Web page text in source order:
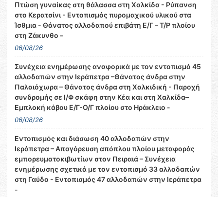
Πτώση γυναίκας στη θάλασσα στη Χαλκίδα - Ρύπανση
στο Κερατσίνι - Εντοπισμός πυρομαχικού υλικού στα
Ίσθμια - Θάνατος αλλοδαπού επιβάτη Ε/Γ – Τ/Ρ πλοίου
στη Ζάκυνθο –
06/08/26
Συνέχεια ενημέρωσης αναφορικά με τον εντοπισμό 45
αλλοδαπών στην Ιεράπετρα –Θάνατος άνδρα στην
Παλαιόχωρα – Θάνατος άνδρα στη Χαλκιδική - Παροχή
συνδρομής σε Ι/Φ σκάφη στην Κέα και στη Χαλκίδα–
Εμπλοκή κάβου Ε/Γ-Ο/Γ πλοίου στο Ηράκλειο -
06/08/26
Εντοπισμός και διάσωση 40 αλλοδαπών στην
Ιεράπετρα – Απαγόρευση απόπλου πλοίου μεταφοράς
εμπορευματοκιβωτίων στον Πειραιά – Συνέχεια
ενημέρωσης σχετικά με τον εντοπισμό 33 αλλοδαπών
στη Γαύδο - Εντοπισμός 47 αλλοδαπών στην Ιεράπετρα
-